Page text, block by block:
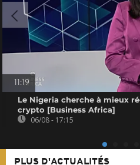
11:19
Le Nigeria cherche à mieux
crypto [Business Africa]
06/08 - 17:15
PLUS D'ACTUALITÉS